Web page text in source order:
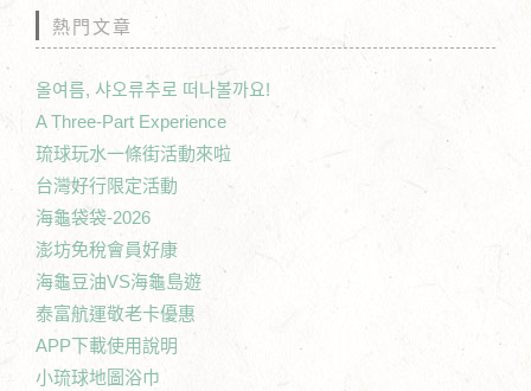
熱門文章
올여름, 샤오류추로 떠나볼까요!
A Three-Part Experience
琉球玩水一條街活動來啦
台灣好行限定活動
海龜袋袋-2026
澎坊免稅會員好康
海龜豆油VS海龜島遊
泰富航運敬老卡優惠
APP下載使用說明
小琉球地圖浴巾